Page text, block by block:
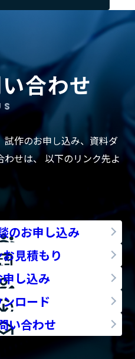
合わせ
試作のお申し込み、資料ダ
わせは、 以下のリンク先よ
のお申し込み
見積もり
し込み
ロード
い合わせ